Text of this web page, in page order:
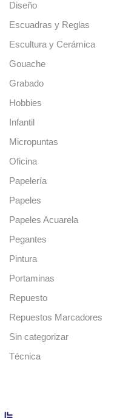
Diseño
Escuadras y Reglas
Escultura y Cerámica
Gouache
Grabado
Hobbies
Infantil
Micropuntas
Oficina
Papelería
Papeles
Papeles Acuarela
Pegantes
Pintura
Portaminas
Repuesto
Repuestos Marcadores
Sin categorizar
Técnica